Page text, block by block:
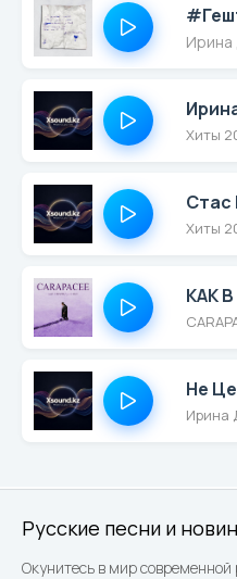
Русские песни и
Окунитесь в мир
Ирина
Хиты
Хиты
КАК
Не
Ирина